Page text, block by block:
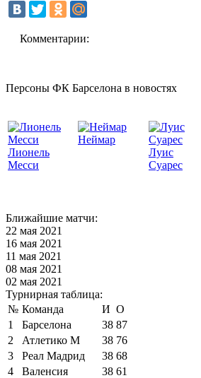
Комментарии:
Персоны ФК Барселона в новостях
Лионель
Месси
Неймар
Луис
Суарес
Ближайшие матчи:
22 мая 2021
16 мая 2021
11 мая 2021
08 мая 2021
02 мая 2021
Турнирная таблица:
№ Команда И О
1
Барселона 38 87
2
Атлетико М 38 76
3
Реал Мадрид 38 68
4
Валенсия 38 61